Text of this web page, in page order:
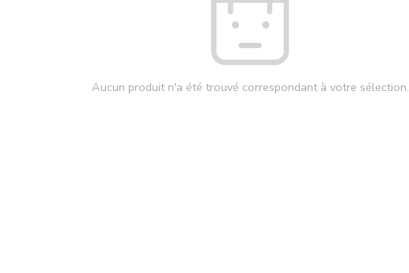
Aucun produit n'a été trouvé correspondant à votre sélection.